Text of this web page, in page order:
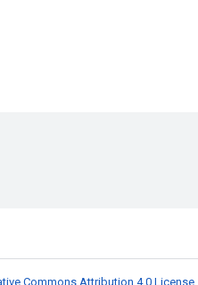
Commons Attribution 4.0 License